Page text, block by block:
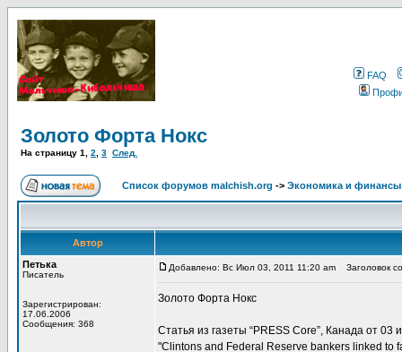
FAQ
Золото Форта Нокс
На страницу 1 2 3 След.
Список форумов malchish.org -> Экономика и финансы
Автор
Петька
Писатель
Зарегистрирован:
17.06.2006
Сообщения: 368
Добавлено: Вс Июл 03, 2011 11:20 am Заголовок
Золото Форта Нокс
Статья из газеты “PRESS Core”, Канада от 03
"Clintons and Federal Reserve bankers linked to